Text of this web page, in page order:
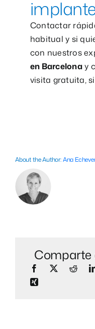
Contactar
habitual y si
con nuestros
en Barcelonay
visita gratuita,
About the Author:Ana
Comparte